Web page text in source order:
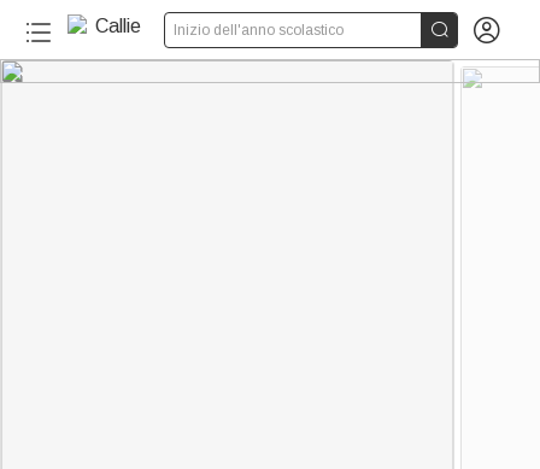
Inizio dell'anno scolastico  